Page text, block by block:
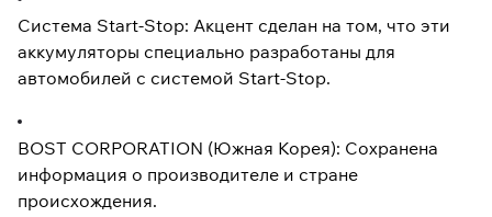
Система Start-Stop: Акцент сделан на том, что эти
аккумуляторы специально разработаны для
автомобилей с системой Start-Stop.
BOST CORPORATION (Южная Корея): Сохранена
информация о производителе и стране
происхождения.